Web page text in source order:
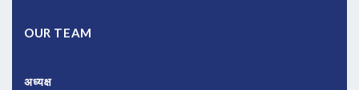
OUR TEAM
अध्यक्ष